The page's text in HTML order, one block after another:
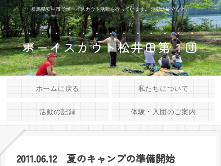
群馬県安中市でボーイスカウト活動を行っています。 活動の紹介など。
ボーイスカウト松井田第１団
ホームに戻る 私たちについて
活動の記録 体験・入団のご案内
2011.06.12 夏のキャンプの準備開始